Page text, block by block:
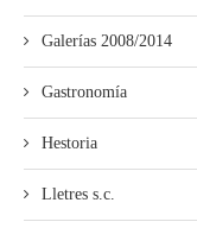
Galerías 2008/2014
Gastronomía
Hestoria
Lletres s.c.